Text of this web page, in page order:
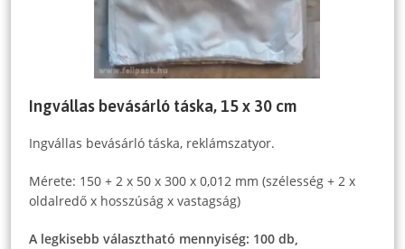
Ingvállas bevásárló táska, 15 x 30 cm
Ingvállas bevásárló táska, reklámszatyor.
Mérete: 150 + 2 x 50 x 300 x 0,012 mm (szélesség + 2 x
oldalredő x hosszúság x vastagság)
A legkisebb választható mennyiség: 100 db,